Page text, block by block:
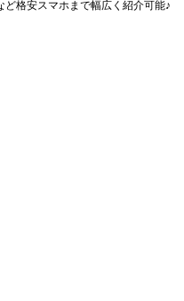
格安スマホまで幅広く紹介可能♪